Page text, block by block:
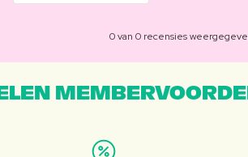
0 van 0 recensies